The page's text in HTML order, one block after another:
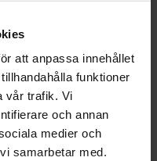
att anpassa innehållet
funktioner
vår trafik. Vi
och annan
medier och
samarbetar med.